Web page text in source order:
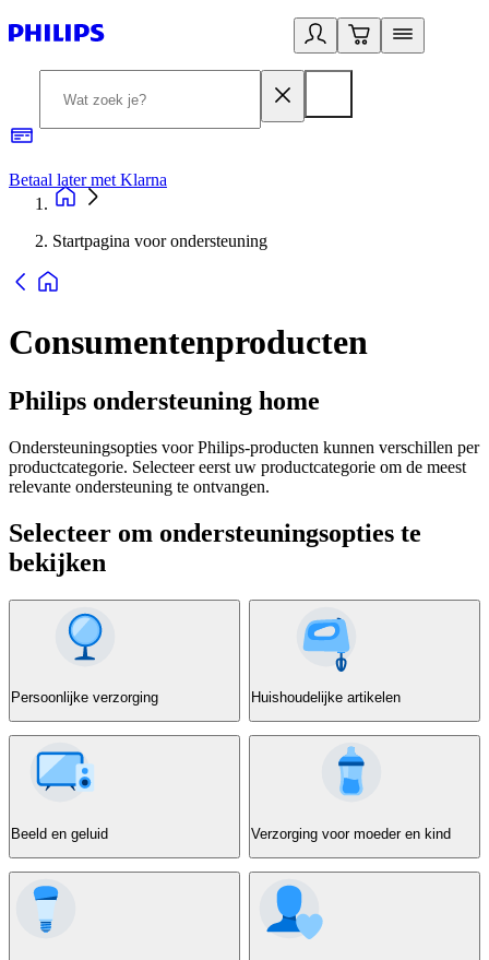
Betaal later met Klarna
Startpagina voor ondersteuning
Consumentenproducten
Philips ondersteuning home
Ondersteuningsopties voor Philips-producten kunnen verschillen per
productcategorie. Selecteer eerst uw productcategorie om de meest
relevante ondersteuning te ontvangen.
Selecteer om ondersteuningsopties te
bekijken
Persoonlijke verzorging Huishoudelijke artikelen
Beeld en geluid Verzorging voor moeder en kind